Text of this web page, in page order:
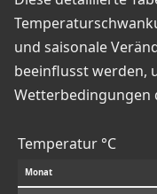
und saisonale
beeinflusst werden,
Wetterbedingungen
Temperatur °C
Monat